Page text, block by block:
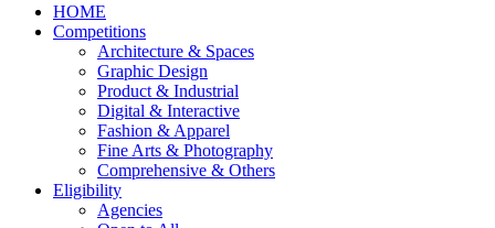
HOME
Competitions
Architecture & Spaces
Graphic Design
Product & Industrial
Digital & Interactive
Fashion & Apparel
Fine Arts & Photography
Comprehensive & Others
Eligibility
Agencies